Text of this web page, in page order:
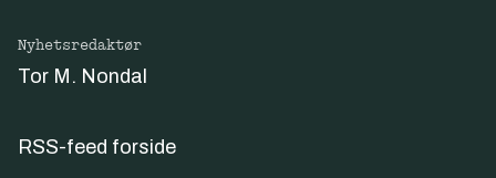
Nyhetsredaktør
Tor M. Nondal
RSS-feed forside